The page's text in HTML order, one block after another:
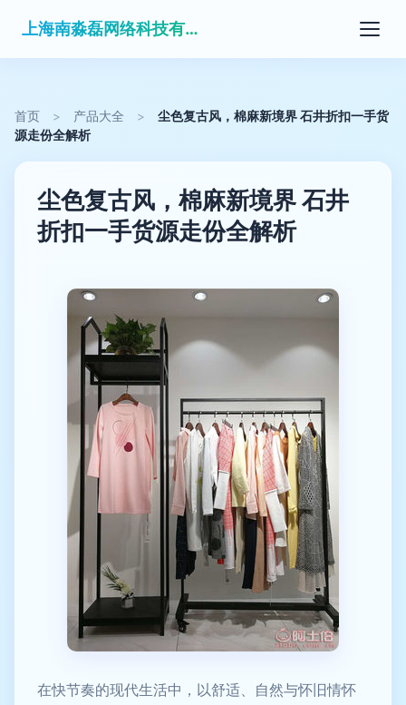
上海南淼磊网络科技有限公司
首页 > 产品大全 >
尘色复古风，棉麻新境界 石井折扣一手货
源走份全解析
尘色复古风，棉麻新境界 石井
折扣一手货源走份全解析
在快节奏的现代生活中，以舒适、自然与怀旧情怀